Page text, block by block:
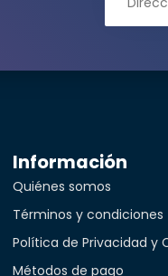
Información
Quiénes somos
Términos y condiciones
Política de Privacidad y
Métodos de pago